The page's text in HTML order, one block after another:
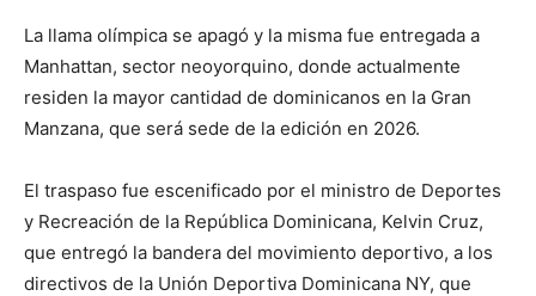
La llama olímpica se apagó y la misma fue entregada a
Manhattan, sector neoyorquino, donde actualmente
residen la mayor cantidad de dominicanos en la Gran
Manzana, que será sede de la edición en 2026.
El traspaso fue escenificado por el ministro de Deportes
y Recreación de la República Dominicana, Kelvin Cruz,
que entregó la bandera del movimiento deportivo, a los
directivos de la Unión Deportiva Dominicana NY, que